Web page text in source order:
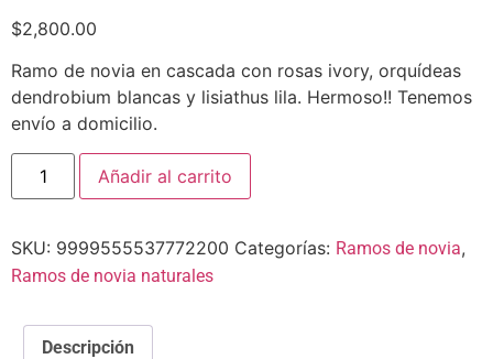
$2,800.00
Ramo de novia en cascada con rosas ivory, orquídeas
dendrobium blancas y lisiathus lila. Hermoso!! Tenemos
envío a domicilio.
Añadir al carrito
SKU: 9999555537772200 Categorías: Ramos de novia,
Ramos de novia naturales
Descripción